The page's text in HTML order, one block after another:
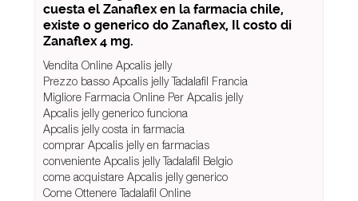
cuesta el Zanaflex en la farmacia chile,
existe o generico do Zanaflex, Il costo di
Zanaflex 4 mg.
Vendita Online Apcalis jelly
Prezzo basso Apcalis jelly Tadalafil Francia
Migliore Farmacia Online Per Apcalis jelly
Apcalis jelly generico funciona
Apcalis jelly costa in farmacia
comprar Apcalis jelly en farmacias
conveniente Apcalis jelly Tadalafil Belgio
come acquistare Apcalis jelly generico
Come Ottenere Tadalafil Online